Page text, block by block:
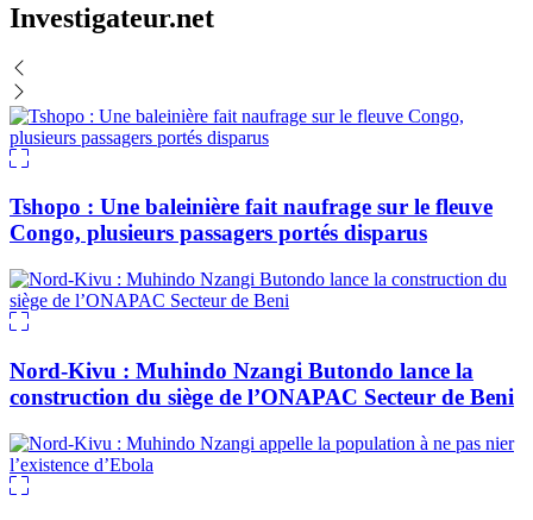
Investigateur.net
Tshopo : Une baleinière fait naufrage sur le fleuve
Congo, plusieurs passagers portés disparus
Nord-Kivu : Muhindo Nzangi Butondo lance la
construction du siège de l’ONAPAC Secteur de Beni